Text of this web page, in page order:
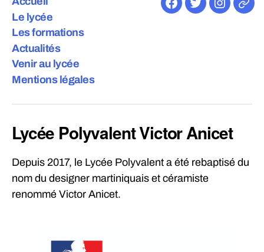
Le lycée
Les formations
Actualités
Venir au lycée
Mentions légales
Facebook
Twitter
E-
Lycée Polyvalent Victor Anicet
Depuis 2017, le Lycée Polyvalent a été rebaptisé du
nom du designer martiniquais et céramiste
renommé Victor Anicet.